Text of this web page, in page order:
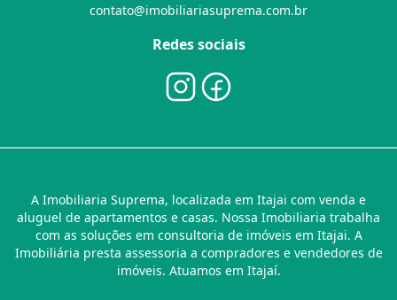
contato@imobiliariasuprema.com.br
Redes sociais
A Imobiliaria Suprema, localizada em Itajai com venda e
aluguel de apartamentos e casas. Nossa Imobiliaria trabalha
com as soluções em consultoria de imóveis em Itajai. A
Imobiliária presta assessoria a compradores e vendedores de
imóveis. Atuamos em Itajaí.